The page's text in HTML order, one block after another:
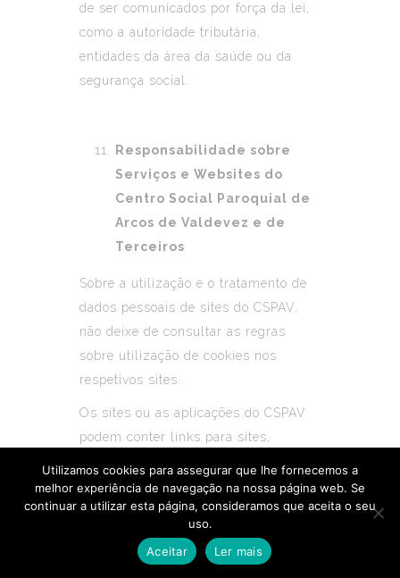
de ser comunicados por força da lei,
como a autoridade tributária,
entidades da área da saúde ou da
segurança social.
Responsabilidade sobre
Serviços e Websites do
Centro Social Paroquial de
Arcos de Valdevez e de
Terceiros
Sobre a utilização e o tratamento de
dados pessoais de sites do CSPAV,
não deixe de consultar as regras
sobre utilização de cookies nos
respetivos sites.
Os sites ou as aplicações do CSPAV
podem conter links para sites,
não têm qualquer relação com o
Centro Social Paroquial ou que não
são abrangidos por esta Política de
Privacidade.
Utilizamos cookies para assegurar que lhe fornecemos a
melhor experiência de navegação na nossa página web. Se
continuar a utilizar esta página, consideramos que aceita o seu
uso.
Aceitar
Ler mais